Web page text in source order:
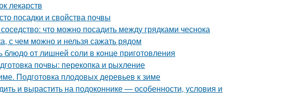
лекарств
посадки и свойства почвы
что можно посадить между грядками чеснока
с чем можно и нельзя сажать рядом
блюдо от лишней соли в конце приготовления
почвы: перекопка и рыхление
Подготовка плодовых деревьев к зиме
и вырастить на подоконнике — особенности, условия и